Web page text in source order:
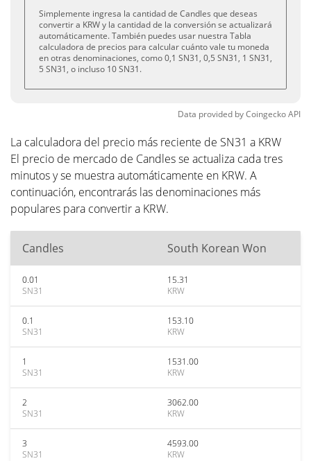
Simplemente ingresa la cantidad de Candles que deseas
convertir a KRW y la cantidad de la conversión se actualizará
automáticamente. También puedes usar nuestra Tabla
calculadora de precios para calcular cuánto vale tu moneda
en otras denominaciones, como 0,1 SN31, 0,5 SN31, 1 SN31,
5 SN31, o incluso 10 SN31.
Data provided byCoingeckoAPI
La calculadora del precio más reciente de SN31 a KRW
El precio de mercado de Candles se actualiza cada tres
minutos y se muestra automáticamente en KRW. A
continuación, encontrarás las denominaciones más
populares para convertir a KRW.
Candles South Korean Won
0.01
SN31
15.31
KRW
0.1
SN31
153.10
KRW
1
SN31
1531.00
KRW
2
SN31
3062.00
KRW
3
SN31
4593.00
KRW